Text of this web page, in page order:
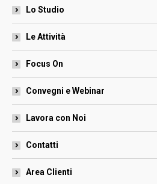
windowwindowwindow
Lo Studio
Le Attività
Focus On
Convegni e Webinar
Lavora con Noi
Contatti
Area Clienti